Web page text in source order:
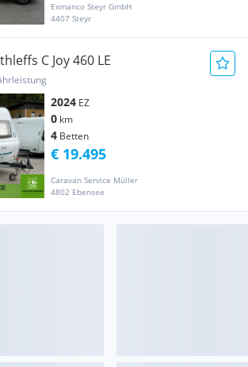
Exmanco Steyr GmbH
4407 Steyr
C Joy 460 LE
2024 EZ
0 km
4 Betten
Caravan Service Müller
4802 Ebensee
€ 19.495